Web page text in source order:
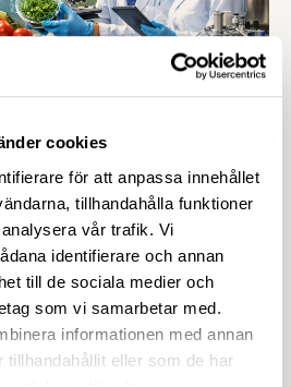
cookies
för att anpassa innehållet
tillhandahålla funktioner
vår trafik. Vi
identifierare och annan
till de sociala medier och
som vi samarbetar med.
informationen med annan
tillhandahållit eller som de har
för Food Science
2026 –
Conference den 23 april i
roll forskning om
för att forma ett mer
matsystem, i en tid då
livsmedel ökar.